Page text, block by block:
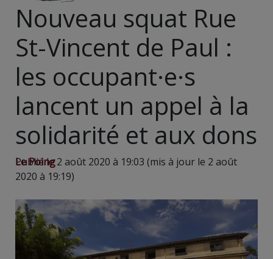
Nouveau squat Rue
St-Vincent de Paul :
les occupant·e·s
lancent un appel à la
solidarité et aux dons
Le Poing
Publié le 2 août 2020 à 19:03 (mis à jour le 2 août
2020 à 19:19)